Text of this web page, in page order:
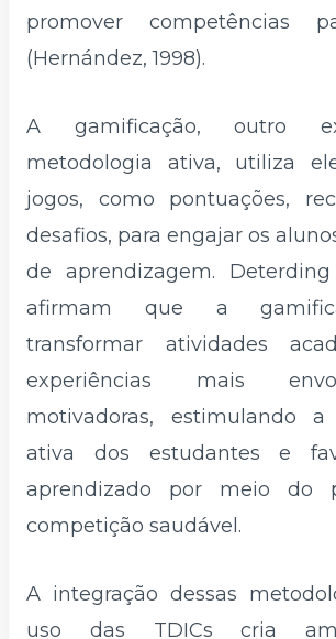
promover competências
(Hernández, 1998).
A gamificação, outro
metodologia ativa, utiliza
jogos, como pontuações,
desafios, para engajar os
de aprendizagem. Deterding
afirmam que a
transformar atividades
experiências mais
motivadoras, estimulando a
ativa dos estudantes e
aprendizado por meio do
competição saudável.
A integração dessas
uso das TDICs cria